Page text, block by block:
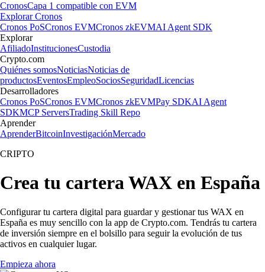
CronosCapa 1 compatible con EVM
Explorar Cronos
Cronos PoSCronos EVMCronos zkEVMAI Agent SDK
Explorar
AfiliadoInstitucionesCustodia
Crypto.com
Quiénes somosNoticiasNoticias de
productosEventosEmpleoSociosSeguridadLicencias
Desarrolladores
Cronos PoSCronos EVMCronos zkEVMPay SDKAI Agent
SDKMCP ServersTrading Skill Repo
Aprender
AprenderBitcoinInvestigaciónMercado
CRIPTO
Crea tu cartera WAX en España
Configurar tu cartera digital para guardar y gestionar tus WAX en
España es muy sencillo con la app de Crypto.com. Tendrás tu cartera
de inversión siempre en el bolsillo para seguir la evolución de tus
activos en cualquier lugar.
Empieza ahora